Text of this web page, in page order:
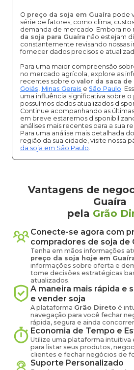
O preço da soja em Guaíra pode
série de fatores, como clima,
demanda de mercado. Embora no
da soja para Guaíra não estejam
constantemente revisando nossas
fornecer dados precisos e
Para uma maior compreensão
no mercado agrícola, explore as
recentes sobre o valor da saca de
Goiás, Minas Gerais e São Paulo.
uma influência significativa sobre o
possuímos dados atualizados
Continue acompanhando as
em breve estaremos
análises mais recentes para a sua
Para uma análise mais detalhada
região da sua cidade, visite nossa
da soja em São Paulo.
Vantagens de
Guaíra
pela Grão
Conecte-se agora com
compradores de soja de
Tenha em mãos informações
preço da soja hoje em
informações sobre oferta e
tome decisões estratégicas
atualizados.
A maneira mais rápida e
e vender soja
A plataforma Grão Direto é
navegação para você fechar
rápida, segura e ainda
Economia de Tempo e
Utilize uma plataforma intuitiva
para listar seus produtos,
clientes e fechar negócios de
Suporte Personalizado